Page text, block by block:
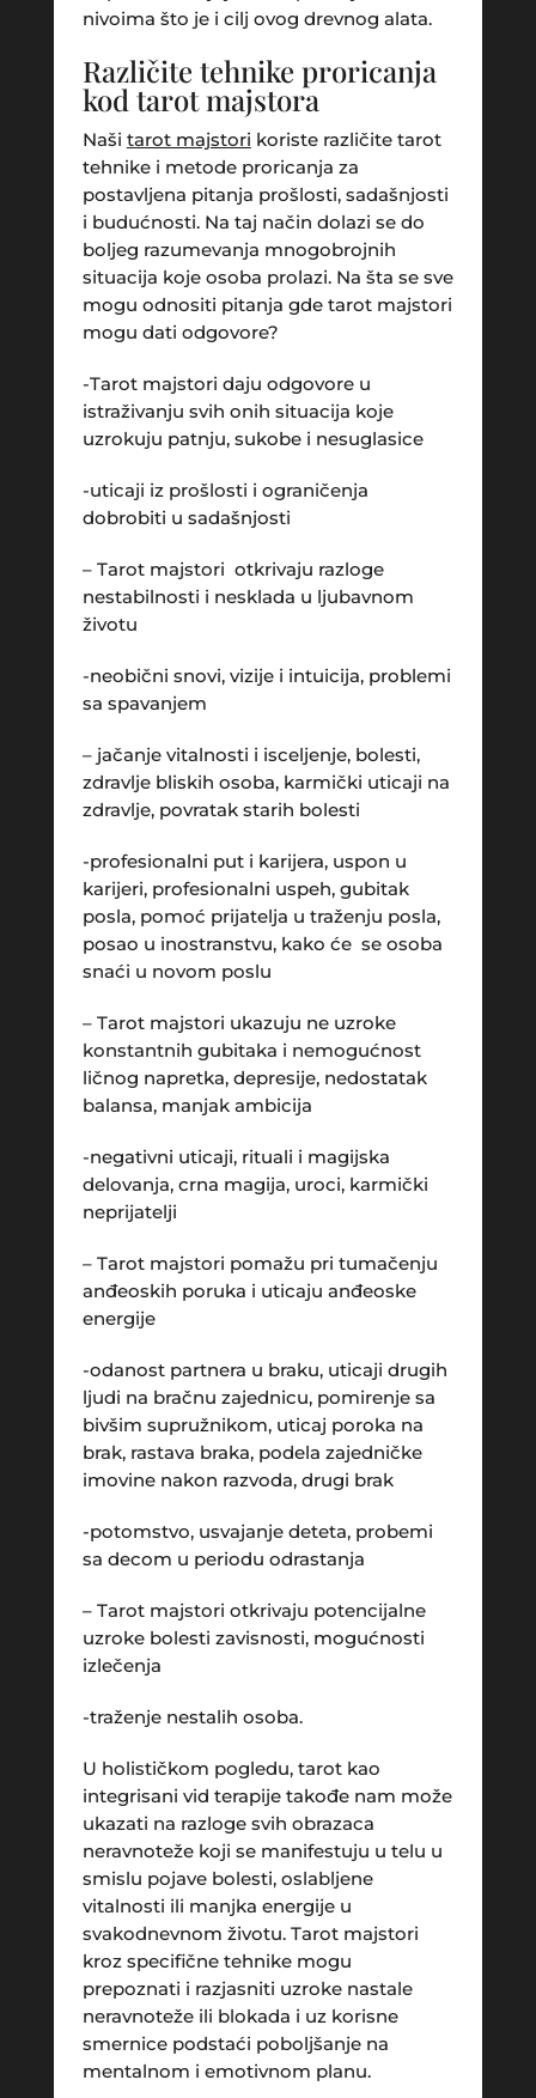
nivoima što je i cilj ovog drevnog alata.
Različite tehnike proricanja
kod tarot majstora
Naši tarot majstori koriste različite tarot
tehnike i metode proricanja za
postavljena pitanja prošlosti, sadašnjosti
i budućnosti. Na taj način dolazi se do
boljeg razumevanja mnogobrojnih
situacija koje osoba prolazi. Na šta se sve
mogu odnositi pitanja gde tarot majstori
mogu dati odgovore?
-Tarot majstori daju odgovore u
istraživanju svih onih situacija koje
uzrokuju patnju, sukobe i nesuglasice
-uticaji iz prošlosti i ograničenja
dobrobiti u sadašnjosti
– Tarot majstori otkrivaju razloge
nestabilnosti i nesklada u ljubavnom
životu
-neobični snovi, vizije i intuicija, problemi
sa spavanjem
– jačanje vitalnosti i isceljenje, bolesti,
zdravlje bliskih osoba, karmički uticaji na
zdravlje, povratak starih bolesti
-profesionalni put i karijera, uspon u
karijeri, profesionalni uspeh, gubitak
posla, pomoć prijatelja u traženju posla,
posao u inostranstvu, kako će se osoba
snaći u novom poslu
– Tarot majstori ukazuju ne uzroke
konstantnih gubitaka i nemogućnost
ličnog napretka, depresije, nedostatak
balansa, manjak ambicija
-negativni uticaji, rituali i magijska
delovanja, crna magija, uroci, karmički
neprijatelji
– Tarot majstori pomažu pri tumačenju
anđeoskih poruka i uticaju anđeoske
energije
-odanost partnera u braku, uticaji drugih
ljudi na bračnu zajednicu, pomirenje sa
bivšim supružnikom, uticaj poroka na
brak, rastava braka, podela zajedničke
imovine nakon razvoda, drugi brak
-potomstvo, usvajanje deteta, probemi
sa decom u periodu odrastanja
– Tarot majstori otkrivaju potencijalne
uzroke bolesti zavisnosti, mogućnosti
izlečenja
-traženje nestalih osoba.
U holističkom pogledu, tarot kao
integrisani vid terapije takođe nam može
ukazati na razloge svih obrazaca
neravnoteže koji se manifestuju u telu u
smislu pojave bolesti, oslabljene
vitalnosti ili manjka energije u
svakodnevnom životu. Tarot majstori
kroz specifične tehnike mogu
prepoznati i razjasniti uzroke nastale
neravnoteže ili blokada i uz korisne
smernice podstaći poboljšanje na
mentalnom i emotivnom planu.